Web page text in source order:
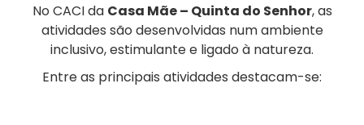
No CACI da Casa Mãe – Quinta do Senhor, as
atividades são desenvolvidas num ambiente
inclusivo, estimulante e ligado à natureza.
Entre as principais atividades destacam-se: